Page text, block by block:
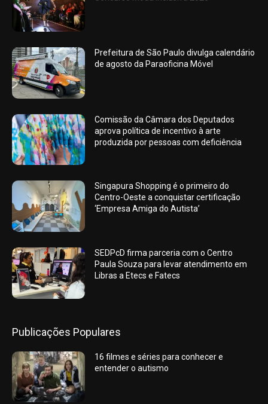
Prefeitura de São Paulo divulga calendário
de agosto da Paraoficina Móvel
Comissão da Câmara dos Deputados
aprova política de incentivo à arte
produzida por pessoas com deficiência
Singapura Shopping é o primeiro do
Centro-Oeste a conquistar certificação
‘Empresa Amiga do Autista’
SEDPcD firma parceria com o Centro
Paula Souza para levar atendimento em
Libras a Etecs e Fatecs
Publicações Populares
16 filmes e séries para conhecer e
entender o autismo